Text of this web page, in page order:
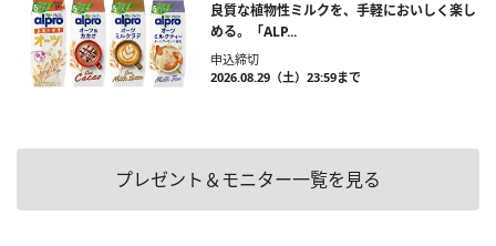
良質な植物性ミルクを、手軽においしく楽し
める。「ALP...
申込締切
2026.08.29（土）23:59まで
プレゼント＆モニター一覧を見る